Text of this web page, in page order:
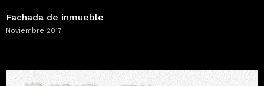
Fachada de inmueble
Noviembre 2017